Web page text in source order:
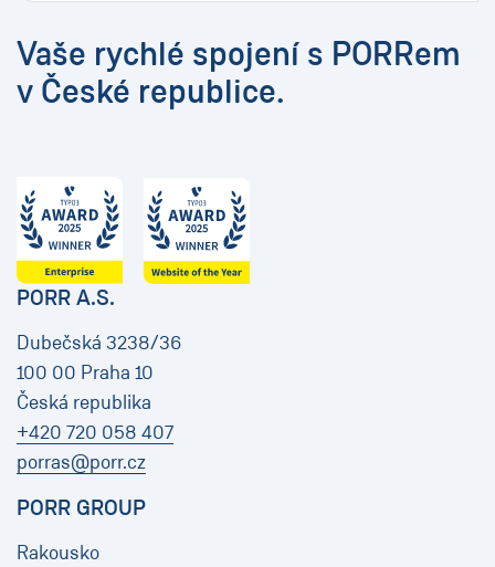
Vaše rychlé spojení s PORRem
v České republice.
PORR A.S.
Dubečská 3238/36
100 00 Praha 10
Česká republika
+420 720 058 407
porras@porr.cz
PORR GROUP
Rakousko